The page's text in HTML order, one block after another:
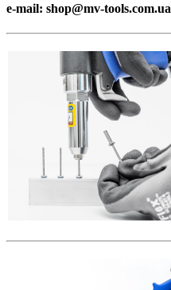
e-mail: shop@mv-tools.com.ua